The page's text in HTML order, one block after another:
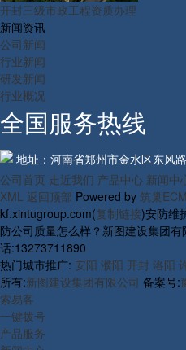
开封三级市政工程资质办理
新闻资讯
公司新闻
行业新闻
研发新闻
行业概况
全国服务热线
地址：河南省郑州市金水区东风
公司首页 走近我们 产品中心 新闻中
XML 返回顶部 Powered by 筑巢
kf.xintugroup.com(复制链接)安防维
防公司质量怎么样？新图建设集团
话:13273711890
热门城市推广: 安阳 濮阳 开封 洛阳
所有:新图建设集团有限公司 备案号:
索易客
一键拨号
产品服务